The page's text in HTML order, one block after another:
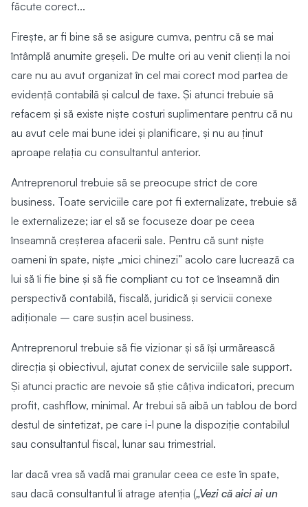
făcute corect...
Firește, ar fi bine să se asigure cumva, pentru că se mai
întâmplă anumite greșeli. De multe ori au venit clienți la noi
care nu au avut organizat în cel mai corect mod partea de
evidență contabilă și calcul de taxe. Și atunci trebuie să
refacem și să existe niște costuri suplimentare pentru că nu
au avut cele mai bune idei și planificare, și nu au ținut
aproape relația cu consultantul anterior.
Antreprenorul trebuie să se preocupe strict de core
business. Toate serviciile care pot fi externalizate, trebuie să
le externalizeze; iar el să se focuseze doar pe ceea
înseamnă creșterea afacerii sale. Pentru că sunt niște
oameni în spate, niște „mici chinezi” acolo care lucrează ca
lui să îi fie bine și să fie compliant cu tot ce înseamnă din
perspectivă contabilă, fiscală, juridică și servicii conexe
adiționale – care susțin acel business.
Antreprenorul trebuie să fie vizionar și să își urmărească
direcția și obiectivul, ajutat conex de serviciile sale support.
Și atunci practic are nevoie să știe câțiva indicatori, precum
profit, cashflow, minimal. Ar trebui să aibă un tablou de bord
destul de sintetizat, pe care i-l pune la dispoziție contabilul
sau consultantul fiscal, lunar sau trimestrial.
Iar dacă vrea să vadă mai granular ceea ce este în spate,
sau dacă consultantul îi atrage atenția („Vezi că aici ai un